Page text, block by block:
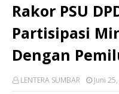
Rakor PSU
Partisipasi
Dengan
LENTERA SUMBAR Juni